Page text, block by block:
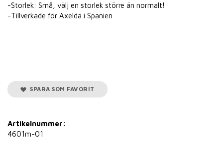
-Storlek: Små, välj en storlek större än normalt!
-Tillverkade för Axelda i Spanien
SPARA SOM FAVORIT
Artikelnummer:
4601m-01